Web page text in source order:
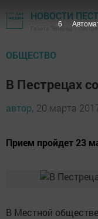
НОВОСТИ
Газета "Вперед" -
ОБЩЕСТВО
В Пестрецах
автор, 20 марта
Прием пройдет 23
В Местной
6